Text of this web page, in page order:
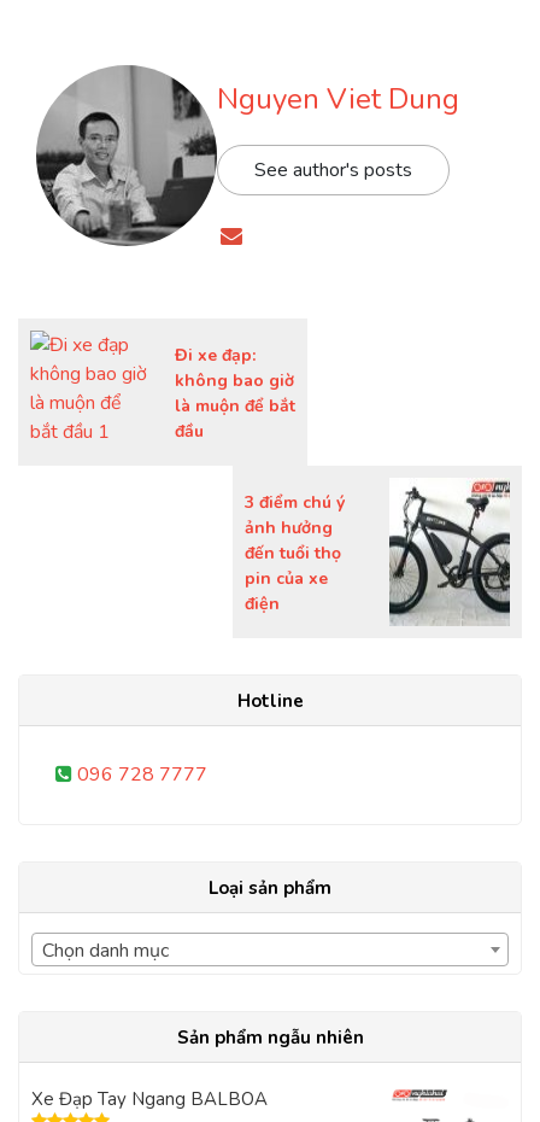
Nguyen Viet Dung
See author's posts
Đi xe đạp:
không bao giờ
là muộn để bắt
đầu
3 điểm chú ý
ảnh hưởng
đến tuổi thọ
pin của xe
điện
Hotline
096 728 7777
Loại sản phẩm
Chọn danh mục
Sản phẩm ngẫu nhiên
Xe Đạp Tay Ngang BALBOA